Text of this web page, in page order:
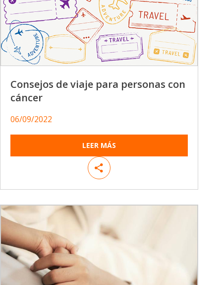
Consejos de viaje para personas con
cáncer
06/09/2022
LEER MÁS